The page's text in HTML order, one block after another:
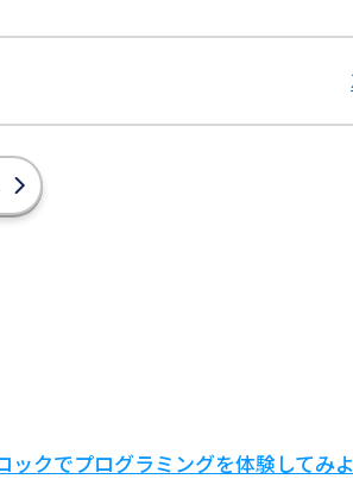
クでプログラミングを体験してみよ